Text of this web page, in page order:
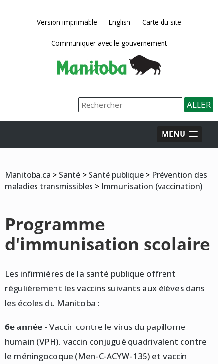
Version imprimable English Carte du site
Communiquer avec le gouvernement
MENU
Manitoba.ca > Santé > Santé publique > Prévention des
maladies transmissibles > Immunisation (vaccination)
Programme
d'immunisation scolaire
Les infirmières de la santé publique offrent
régulièrement les vaccins suivants aux élèves dans
les écoles du Manitoba :
6e année - Vaccin contre le virus du papillome
humain (VPH), vaccin conjugué quadrivalent contre
le méningocoque (Men-C-ACYW-135) et vaccin